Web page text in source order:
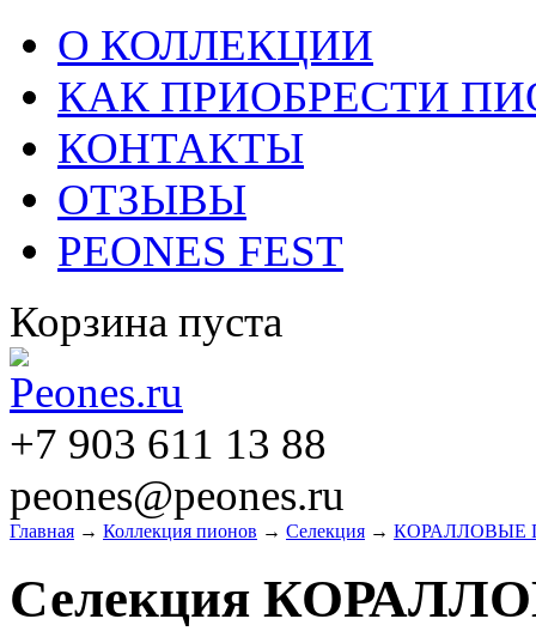
О КОЛЛЕКЦИИ
КАК ПРИОБРЕСТИ
КОНТАКТЫ
ОТЗЫВЫ
PEONES FEST
Корзина пуста
+7 903 611 13 88
peones@peones.ru
Главная → Коллекция пионов → Селекция → КОРАЛЛОВЫЕ
Селекция